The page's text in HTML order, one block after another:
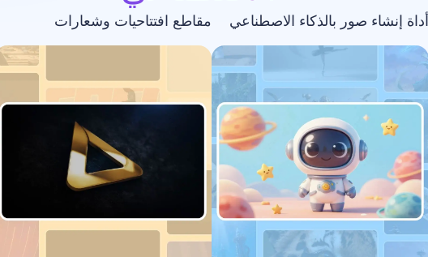
أداة إنشاء صور بالذكاء الاصطناعي مقاطع افتتاحيات وشعارات